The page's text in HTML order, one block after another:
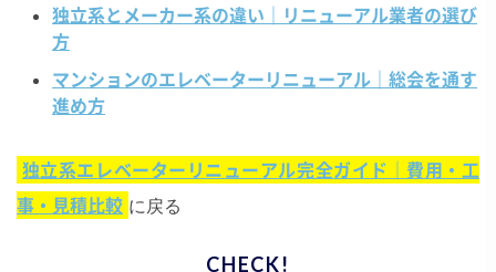
独立系とメーカー系の違い｜リニューアル業者の選び
方
マンションのエレベーターリニューアル｜総会を通す
進め方
独立系エレベーターリニューアル完全ガイド｜費用・工
事・見積比較 に戻る